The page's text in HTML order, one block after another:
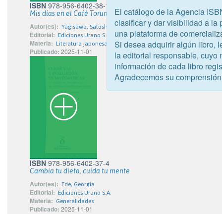
ISBN 978-956-6402-38-1
Mis días en el Café Torunka
Autor(es): Yagisawa, Satoshi
Editorial: Ediciones Urano S.A.
Materia: Literatura japonesa
Publicado: 2025-11-01
ISBN 978-956-6402-37-4
Cambia tu dieta, cuida tu mente
Autor(es): Ede, Georgia
Editorial: Ediciones Urano S.A.
Materia: Generalidades
Publicado: 2025-11-01
El catálogo de la Agencia
clasificar y dar visibilidad a la
una plataforma de
Si desea adquirir algún libro,
la editorial responsable, cuyo
información de cada libro
Agradecemos su